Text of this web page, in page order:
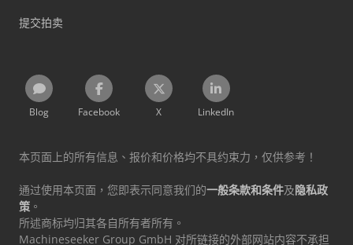
提交拍卖
Blog Facebook X LinkedIn
本页面上的所有信息、报价和价格均不具约束力，仅供参考！
通过使用本页面，您即表示同意我们的一般条款和条件及隐私政
策 。
所述商标均归其各自所有者所有。
Machineseeker Group GmbH 对所链接的外部网站内容不承担